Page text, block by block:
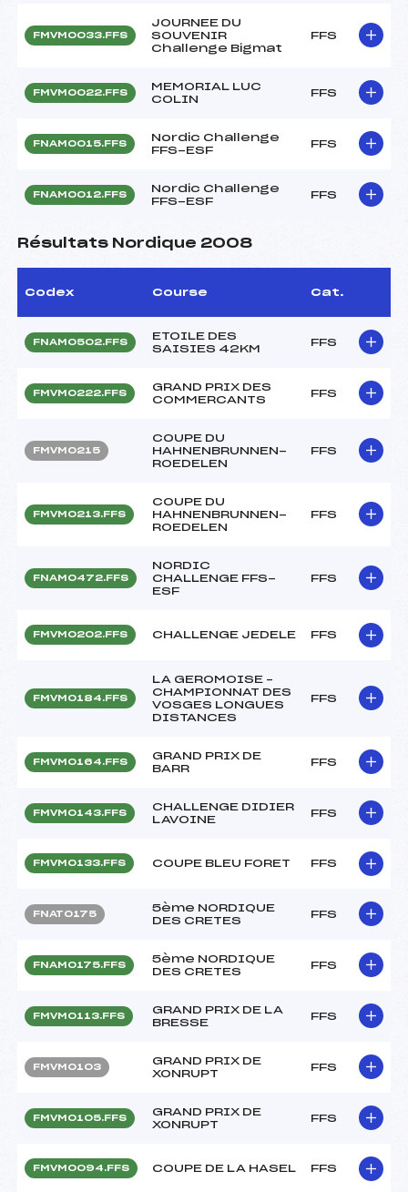
FMVM0033.FFS
JOURNEE DU
SOUVENIR
Challenge Bigmat
FFS
FMVM0022.FFS
MEMORIAL LUC
COLIN
FFS
FNAM0015.FFS
Nordic Challenge
FFS-ESF
FFS
FNAM0012.FFS
Nordic Challenge
FFS-ESF
FFS
Résultats Nordique 2008
Codex Course Cat.
FNAM0502.FFS
ETOILE DES
SAISIES 42KM
FFS
FMVM0222.FFS
GRAND PRIX DES
COMMERCANTS
FFS
FMVM0215
COUPE DU
HAHNENBRUNNEN-
ROEDELEN
FFS
FMVM0213.FFS
COUPE DU
HAHNENBRUNNEN-
ROEDELEN
FFS
FNAM0472.FFS
NORDIC
CHALLENGE FFS-
ESF
FFS
FMVM0202.FFS CHALLENGE JEDELE FFS
FMVM0184.FFS
LA GEROMOISE –
CHAMPIONNAT DES
VOSGES LONGUES
DISTANCES
FFS
FMVM0164.FFS
GRAND PRIX DE
BARR
FFS
FMVM0143.FFS
CHALLENGE DIDIER
LAVOINE
FFS
FMVM0133.FFS COUPE BLEU FORET FFS
FNAT0175
5ème NORDIQUE
DES CRETES
FFS
FNAM0175.FFS
5ème NORDIQUE
DES CRETES
FFS
FMVM0113.FFS
GRAND PRIX DE LA
BRESSE
FFS
FMVM0103
GRAND PRIX DE
XONRUPT
FFS
FMVM0105.FFS
GRAND PRIX DE
XONRUPT
FFS
FMVM0094.FFS COUPE DE LA HASEL FFS